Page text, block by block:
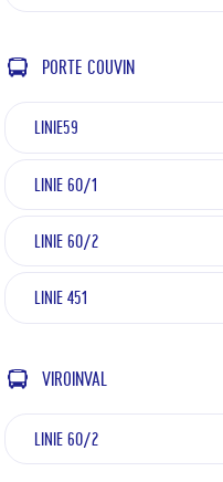
PORTE COUVIN
LINIE59
LINIE 60/1
LINIE 60/2
LINIE 451
VIROINVAL
LINIE 60/2